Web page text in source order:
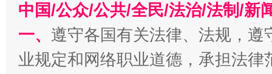
千年窑火 生生不息
中国/公众/公共/全民/法治/法制/新
一、 遵守各国有关法律、法规，
业规定和网络职业道德，承担法